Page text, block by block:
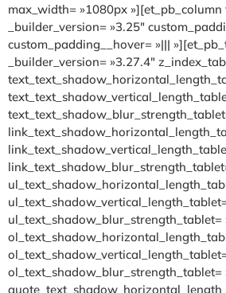
max_width= »1080px »][et_pb_column
_builder_version= »3.25″
custom_padding__hover= »|||
_builder_version= »3.27.4″
ul_text_shadow_blur_strength_tablet=
ol_text_shadow_blur_strength_tablet=